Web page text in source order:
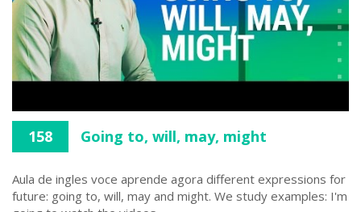
158 Going to, will, may, might
Aula de ingles voce aprende agora different expressions for
future: going to, will, may and might. We study examples: I'm